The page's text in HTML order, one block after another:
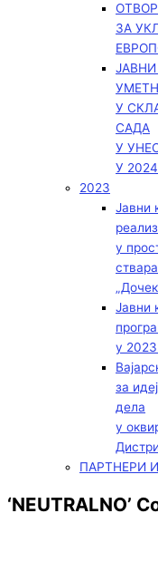
ЗА
У
САДА
У
У
2023
Јавни
у
Јавни
у
за
дела
у
ПАРТНЕРИ
‘NEUTRALNO’